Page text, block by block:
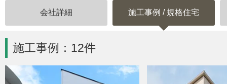
会社詳細 施工事例 / 規格住宅
施工事例：12件